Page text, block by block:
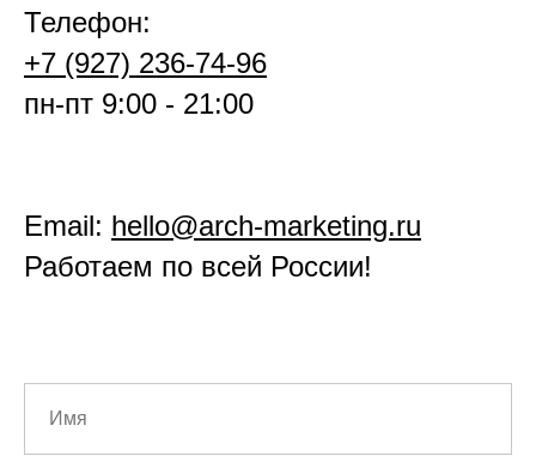
Телефон:
+7 (927) 236-74-96
пн-пт 9:00 - 21:00
Email: hello@arch-marketing.ru
Работаем по всей России!